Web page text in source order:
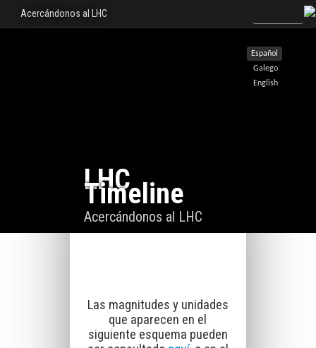
Español
Galego
English
Acercándonos al LHC
LHC
Timeline
Acercándonos al LHC
Las magnitudes y unidades
que aparecen en el
siguiente esquema pueden